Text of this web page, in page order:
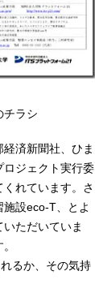
ラシ
済新聞社、ひま
ロジェクト実行委
れています。さ
設eco-T、とよ
ただいていま
るか、その気持